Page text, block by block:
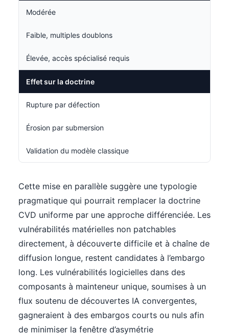
Modérée
Faible, multiples doublons
Élevée, accès spécialisé requis
Effet sur la doctrine
Rupture par défection
Érosion par submersion
Validation du modèle classique
Cette mise en parallèle suggère une typologie
pragmatique qui pourrait remplacer la doctrine
CVD uniforme par une approche différenciée. Les
vulnérabilités matérielles non patchables
directement, à découverte difficile et à chaîne de
diffusion longue, restent candidates à l’embargo
long. Les vulnérabilités logicielles dans des
composants à mainteneur unique, soumises à un
flux soutenu de découvertes IA convergentes,
gagneraient à des embargos courts ou nuls afin
de minimiser la fenêtre d’asymétrie